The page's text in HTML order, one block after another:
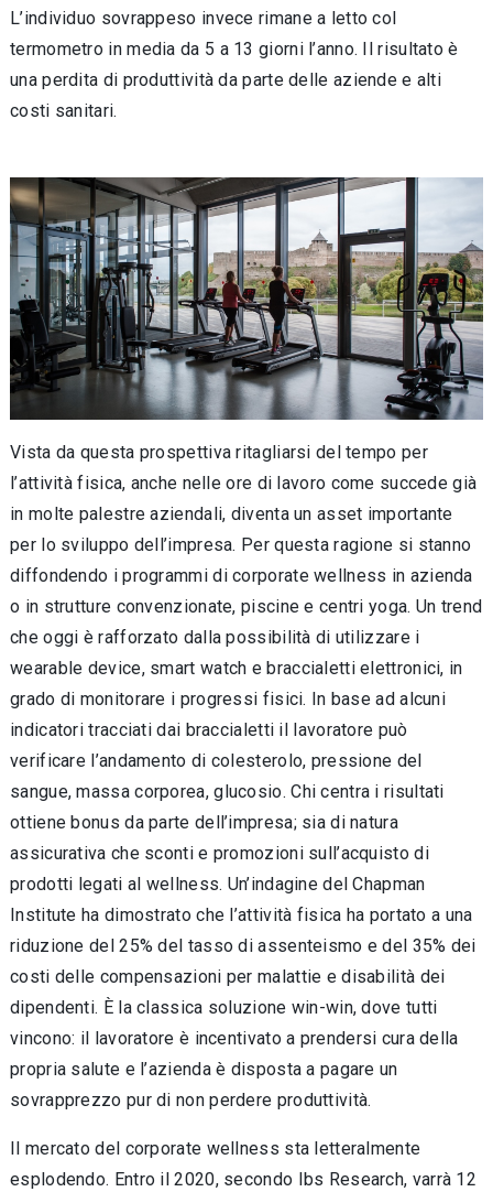
L’individuo sovrappeso invece rimane a letto col
termometro in media da 5 a 13 giorni l’anno. Il risultato è
una perdita di produttività da parte delle aziende e alti
costi sanitari.
Vista da questa prospettiva ritagliarsi del tempo per
l’attività fisica, anche nelle ore di lavoro come succede già
in molte palestre aziendali, diventa un asset importante
per lo sviluppo dell’impresa. Per questa ragione si stanno
diffondendo i programmi di corporate wellness in azienda
o in strutture convenzionate, piscine e centri yoga. Un trend
che oggi è rafforzato dalla possibilità di utilizzare i
wearable device, smart watch e braccialetti elettronici, in
grado di monitorare i progressi fisici. In base ad alcuni
indicatori tracciati dai braccialetti il lavoratore può
verificare l’andamento di colesterolo, pressione del
sangue, massa corporea, glucosio. Chi centra i risultati
ottiene bonus da parte dell’impresa; sia di natura
assicurativa che sconti e promozioni sull’acquisto di
prodotti legati al wellness. Un’indagine del Chapman
Institute ha dimostrato che l’attività fisica ha portato a una
riduzione del 25% del tasso di assenteismo e del 35% dei
costi delle compensazioni per malattie e disabilità dei
dipendenti. È la classica soluzione win-win, dove tutti
vincono: il lavoratore è incentivato a prendersi cura della
propria salute e l’azienda è disposta a pagare un
sovrapprezzo pur di non perdere produttività.
Il mercato del corporate wellness sta letteralmente
esplodendo. Entro il 2020, secondo Ibs Research, varrà 12